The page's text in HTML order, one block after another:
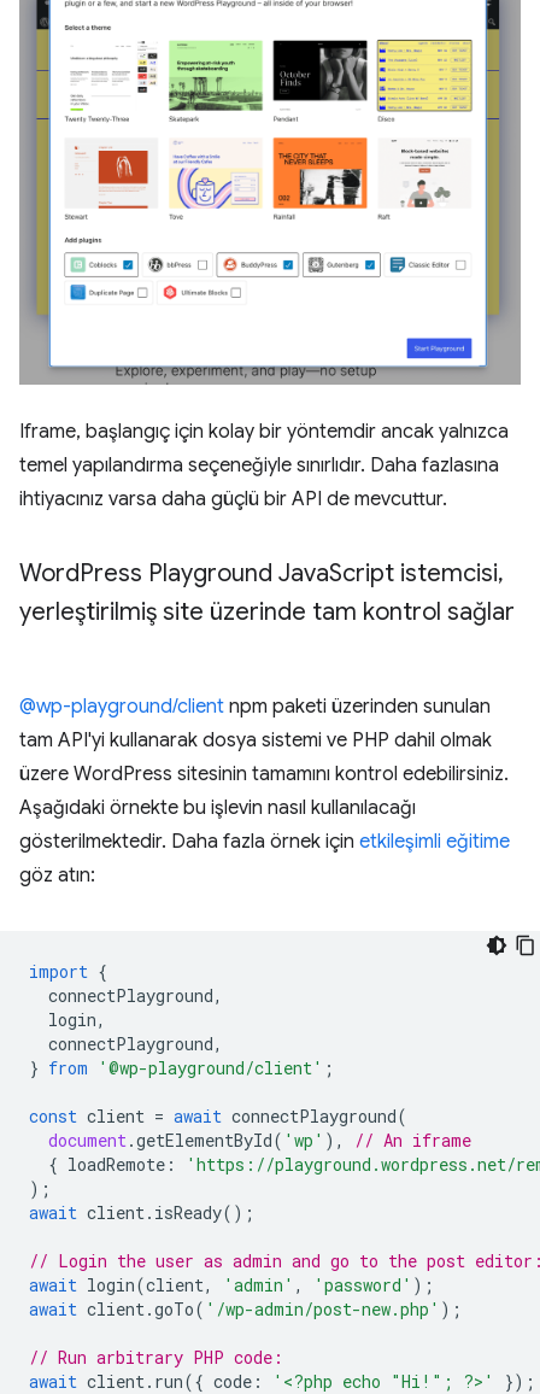
Iframe, başlangıç için kolay bir yöntemdir ancak yalnızca
temel yapılandırma seçeneğiyle sınırlıdır. Daha fazlasına
ihtiyacınız varsa daha güçlü bir API de mevcuttur.
WordPress Playground JavaScript istemcisi,
yerleştirilmiş site üzerinde tam kontrol sağlar
@wp-playground/client npm paketi üzerinden sunulan
tam API'yi kullanarak dosya sistemi ve PHP dahil olmak
üzere WordPress sitesinin tamamını kontrol edebilirsiniz.
Aşağıdaki örnekte bu işlevin nasıl kullanılacağı
gösterilmektedir. Daha fazla örnek için etkileşimli eğitime
göz atın:
import {
connectPlayground,
login,
connectPlayground,
} from '@wp-playground/client' ;
const client = await connectPlayground(
document .getElementById( 'wp' ),
// An iframe
{ loadRemote :
'https://playground.wordpress.net/
);
await client . isReady();
// Login the user as admin and go to the post
await login(client, 'admin' , 'password' );
await client .goTo( '/wp-admin/post-new.php' );
// Run arbitrary PHP code:
await client . run({ code : '<?php echo "Hi!"; ?>' });